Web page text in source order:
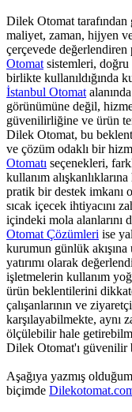
Dilek Otomat tarafından
maliyet, zaman, hijyen
çerçevede değerlendiren
Otomat sistemleri,
birlikte kullanıldığında
İstanbul Otomat
görünümüne değil,
güvenilirliğine ve ürün
Dilek Otomat, bu
ve çözüm odaklı bir
Otomatı seçenekleri,
kullanım
pratik bir destek imkanı
sıcak içecek ihtiyacını
içindeki mola alanlarını
Otomat Çözümleri ise
kurumun günlük
yatırımı olarak
işletmelerin kullanım
ürün beklentilerini
çalışanlarının ve
karşılayabilmekte, aynı
ölçülebilir hale
Dilek Otomat'ı güvenilir
Aşağıya yazmış
biçimde